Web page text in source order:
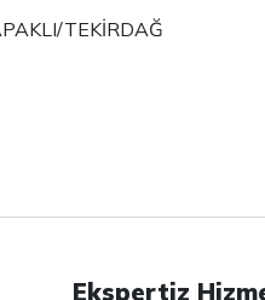
TEKİRDAĞ
Ekspertiz